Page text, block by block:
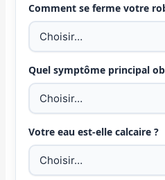
Comment se ferme votre
Quel symptôme principal
Votre eau est-elle calcaire ?